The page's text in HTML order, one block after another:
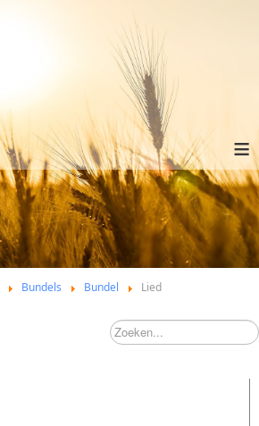
≡
Bundels Bundel Lied